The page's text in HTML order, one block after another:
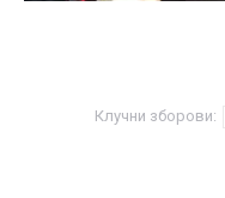
Клучни зборови: